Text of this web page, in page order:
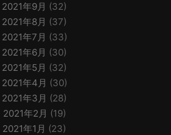
2021年9月 (32)
2021年8月 (37)
2021年7月 (33)
2021年6月 (30)
2021年5月 (32)
2021年4月 (30)
2021年3月 (28)
2021年2月 (19)
2021年1月 (23)